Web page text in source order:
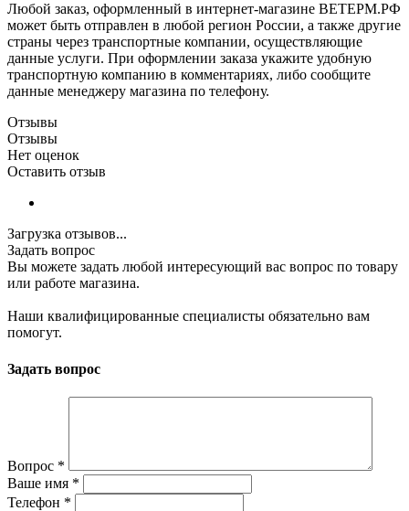
Любой заказ, оформленный в интернет-магазине ВЕТЕРМ.РФ
может быть отправлен в любой регион России, а также другие
страны через транспортные компании, осуществляющие
данные услуги. При оформлении заказа укажите удобную
транспортную компанию в комментариях, либо сообщите
данные менеджеру магазина по телефону.
Отзывы
Отзывы
Нет оценок
Оставить отзыв
Загрузка отзывов...
Задать вопрос
Вы можете задать любой интересующий вас вопрос по товару
или работе магазина.
Наши квалифицированные специалисты обязательно вам
помогут.
Задать вопрос
Вопрос *
Ваше имя *
Телефон *